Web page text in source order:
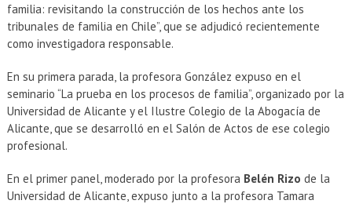
familia: revisitando la construcción de los hechos ante los
tribunales de familia en Chile”, que se adjudicó recientemente
como investigadora responsable.
En su primera parada, la profesora González expuso en el
seminario “La prueba en los procesos de familia”, organizado por la
Universidad de Alicante y el Ilustre Colegio de la Abogacía de
Alicante, que se desarrolló en el Salón de Actos de ese colegio
profesional.
En el primer panel, moderado por la profesora Belén Rizo de la
Universidad de Alicante, expuso junto a la profesora Tamara